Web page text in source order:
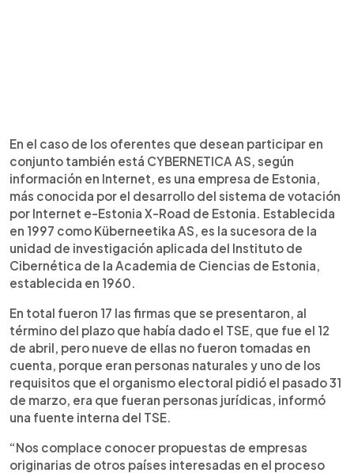
En el caso de los oferentes que desean participar en
conjunto también está CYBERNETICA AS, según
información en Internet, es una empresa de Estonia,
más conocida por el desarrollo del sistema de votación
por Internet e-Estonia X-Road de Estonia. Establecida
en 1997 como Küberneetika AS, es la sucesora de la
unidad de investigación aplicada del Instituto de
Cibernética de la Academia de Ciencias de Estonia,
establecida en 1960.
En total fueron 17 las firmas que se presentaron, al
término del plazo que había dado el TSE, que fue el 12
de abril, pero nueve de ellas no fueron tomadas en
cuenta, porque eran personas naturales y uno de los
requisitos que el organismo electoral pidió el pasado 31
de marzo, era que fueran personas jurídicas, informó
una fuente interna del TSE.
“Nos complace conocer propuestas de empresas
originarias de otros países interesadas en el proceso